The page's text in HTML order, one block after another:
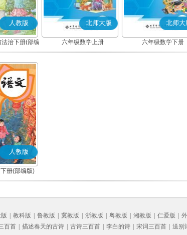
人教版
治下册(部编
)
北师大版
六年级数学上册
北师大
六年级数学下册
人教版
册(部编版)
教科版 鲁教版 冀教版 浙教版 粤教版 湘教版 仁爱版
百首 描述春天的古诗 古诗三百首 李白的诗 宋词三百首 送别